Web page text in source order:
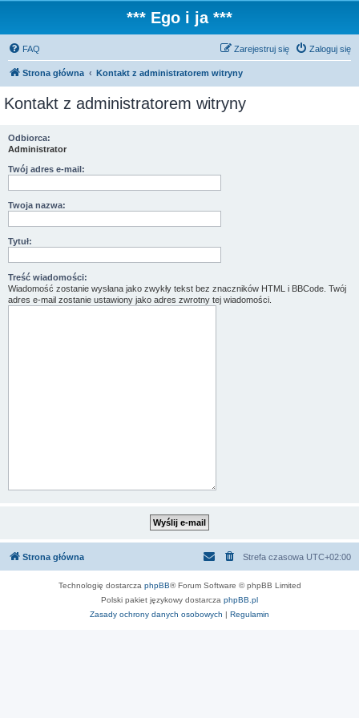
*** Ego i ja ***
FAQ Zaloguj się
Zarejestruj się
Strona główna Kontakt z administratorem witryny
Kontakt z administratorem witryny
Odbiorca:
Administrator
Twój adres e-mail:
Twoja nazwa:
Tytuł:
Treść wiadomości:
Wiadomość zostanie wysłana jako zwykły tekst bez znaczników HTML i BBCode. Twój
adres e-mail zostanie ustawiony jako adres zwrotny tej wiadomości.
Strona główna Strefa czasowa UTC+02:00
Technologię dostarcza phpBB® Forum Software © phpBB Limited
Polski pakiet językowy dostarcza phpBB.pl
Zasady ochrony danych osobowych | Regulamin